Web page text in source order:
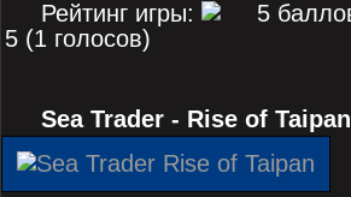
Рейтинг игры:
5 (1 голосов)
Sea Trader - Rise of Taipan